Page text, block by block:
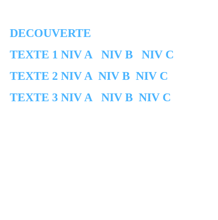
DECOUVERTE
TEXTE 1 NIV A
NIV B
NIV C
TEXTE 2 NIV A NIV B NIV C
TEXTE 3 NIV A
NIV B NIV C